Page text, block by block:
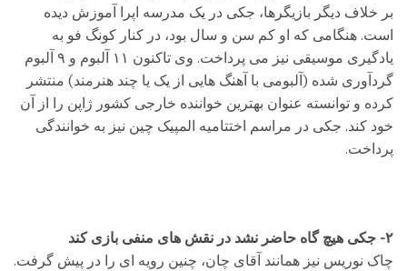
بر خلاف دیگر بازیگرها، جکی در یک مدرسه اپرا آموزش دیده
است. هنگامی که او کم سن و سال بود، در کنار کونگ فو به
یادگیری موسیقی نیز می پرداخت. وی تاکنون ۱۱ آلبوم و ۹ آلبوم
گردآوری شده (آلبومی با آهنگ هایی از یک یا چند هنرمند) منتشر
کرده و توانسته عنوان بهترین خواننده خارجی کشور ژاپن را از آن
خود کند. جکی در مراسم اختتامیه المپیک چین نیز به خوانندگی
پرداخت.
۲- جکی هیچ گاه حاضر نشد در نقش های منفی بازی کند
چاک نوریس نیز همانند آقای چان، چنین رویه ای را در پیش گرفت.